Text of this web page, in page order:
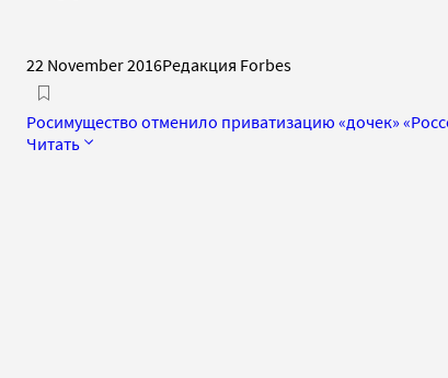
22 November 2016Редакция Forbes
Росимущество отменило приватизацию «дочек»
Читать